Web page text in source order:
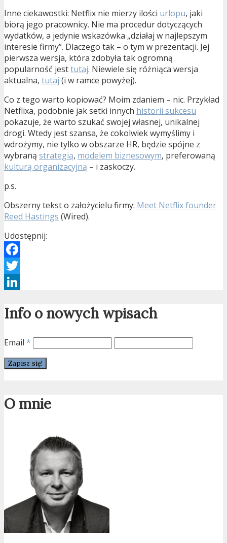
Inne ciekawostki: Netflix nie mierzy ilości urlopu, jaki
biorą jego pracownicy. Nie ma procedur dotyczących
wydatków, a jedynie wskazówka „działaj w najlepszym
interesie firmy”. Dlaczego tak – o tym w prezentacji. Jej
pierwsza wersja, która zdobyła tak ogromną
popularność jesttutaj. Niewiele się różniąca wersja
aktualna, tutaj (i w ramce powyżej).
Co z tego warto kopiować? Moim zdaniem – nic. Przykład
Netflixa, podobnie jak setki innych historii sukcesu
pokazuje, że warto szukać swojej własnej, unikalnej
drogi. Wtedy jest szansa, że cokolwiek wymyślimy i
wdrożymy, nie tylko w obszarze HR, będzie spójne z
wybraną strategią, modelem biznesowym, preferowaną
kulturą organizacyjną – i zaskoczy.
p.s.
Obszerny tekst o założycielu firmy: Meet Netflix founder
Reed Hastings (Wired).
Udostępnij:
Facebook
Twitter
Info o nowych wpisach
Email *
O mnie